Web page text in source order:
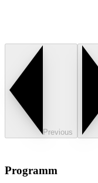
Previous
Programm